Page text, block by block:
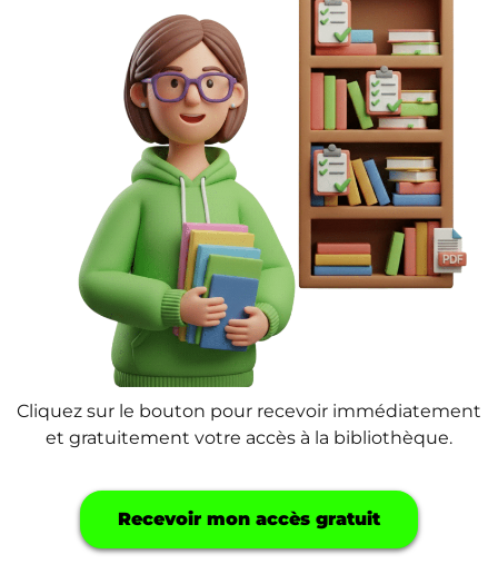
Cliquez sur le bouton pour recevoir immédiatement
et gratuitement votre accès à la bibliothèque.
Recevoir mon accès gratuit